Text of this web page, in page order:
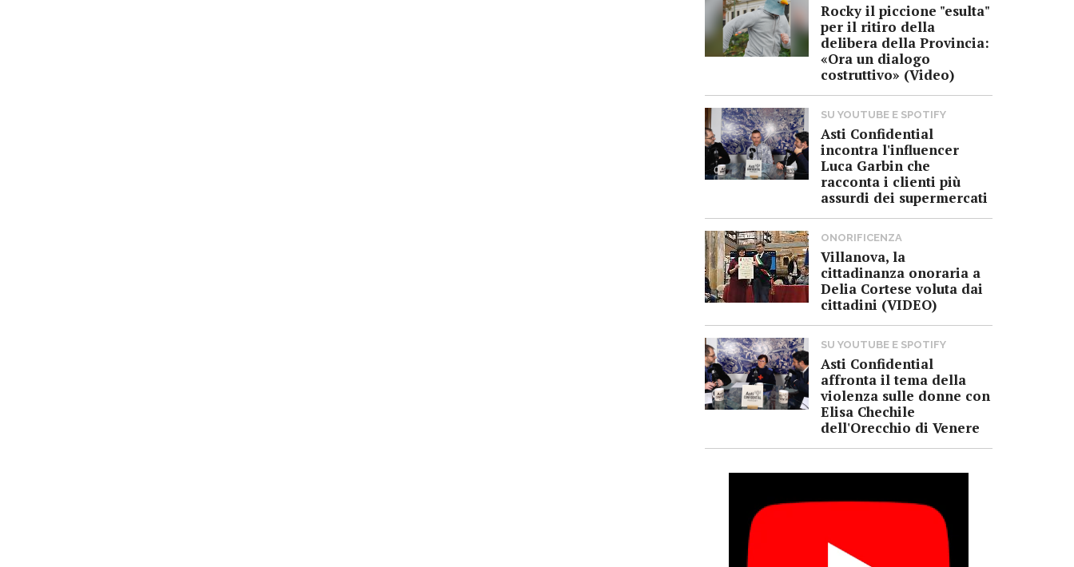
Rocky il piccione "esulta"
per il ritiro della
delibera della Provincia:
«Ora un dialogo
costruttivo» (Video)
SU YOUTUBE E SPOTIFY
Asti Confidential
incontra l'influencer
Luca Garbin che
racconta i clienti più
assurdi dei supermercati
ONORIFICENZA
Villanova, la
cittadinanza onoraria a
Delia Cortese voluta dai
cittadini (VIDEO)
SU YOUTUBE E SPOTIFY
Asti Confidential
affronta il tema della
violenza sulle donne con
Elisa Chechile
dell'Orecchio di Venere